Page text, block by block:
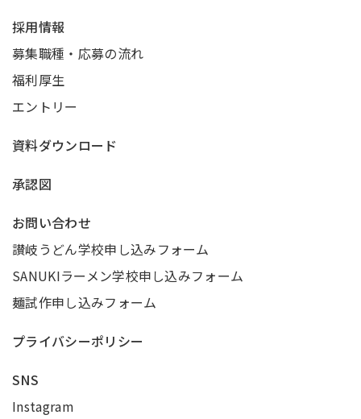
採用情報
募集職種・応募の流れ
福利厚生
エントリー
資料ダウンロード
承認図
お問い合わせ
讃岐うどん学校申し込みフォーム
SANUKIラーメン学校申し込みフォーム
麺試作申し込みフォーム
プライバシーポリシー
SNS
Instagram